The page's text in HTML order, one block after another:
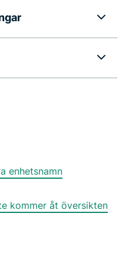
enhetsnamn
kommer åt översikten